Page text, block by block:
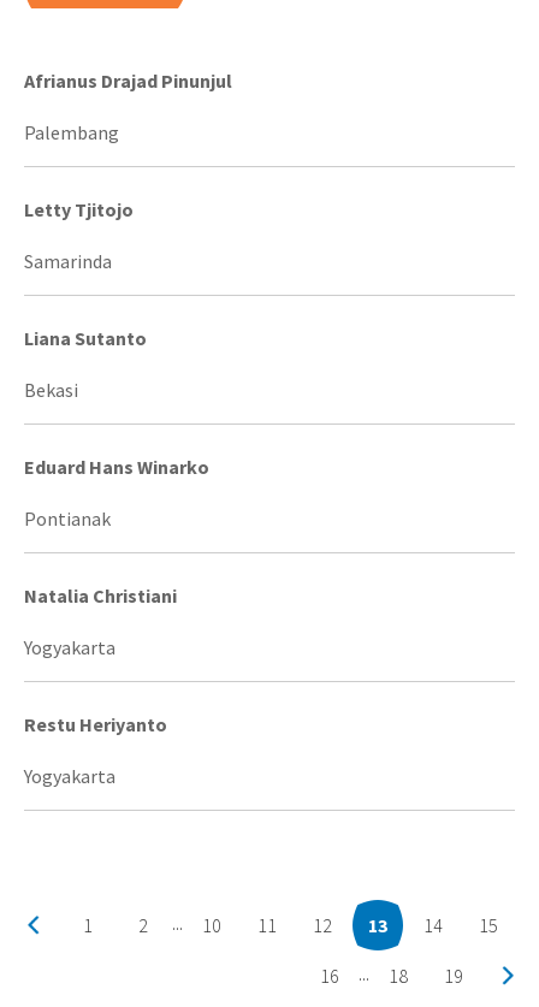
Afrianus Drajad Pinunjul
Palembang
Letty Tjitojo
Samarinda
Liana Sutanto
Bekasi
Eduard Hans Winarko
Pontianak
Natalia Christiani
Yogyakarta
Restu Heriyanto
Yogyakarta
1 2 ... 10 11 12 13 14 15
16 ... 18 19